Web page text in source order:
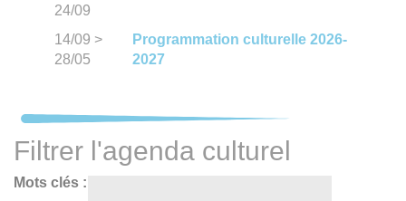
24/09
14/09 >
28/05
Programmation culturelle 2026-
2027
Filtrer l'agenda culturel
Mots clés :